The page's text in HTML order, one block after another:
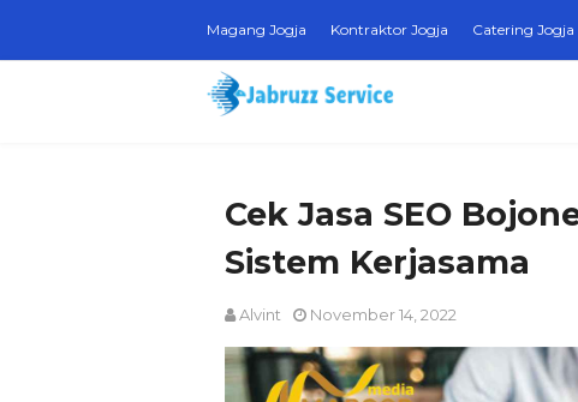
Magang Jogja Kontraktor Jogja Catering Jogja
Cek Jasa SEO
Sistem Kerjasama
Alvint November 14, 2022